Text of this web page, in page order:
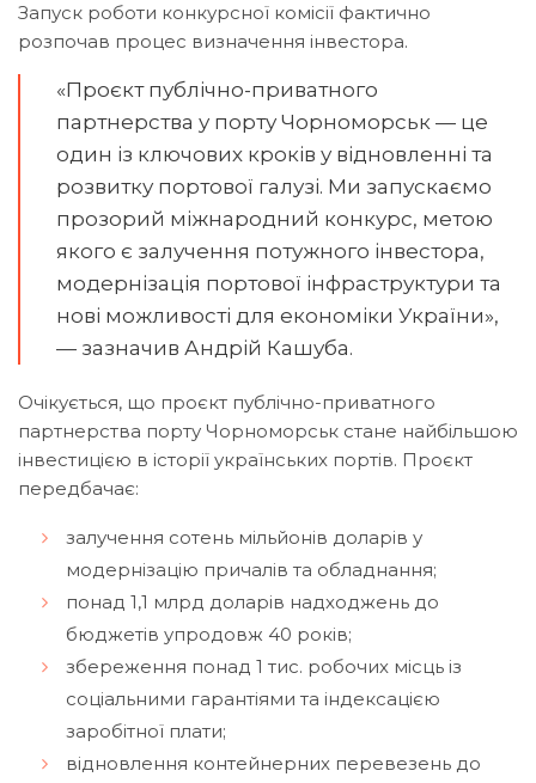
Запуск роботи конкурсної комісії фактично
розпочав процес визначення інвестора.
«Проєкт публічно-приватного
партнерства у порту Чорноморськ — це
один із ключових кроків у відновленні та
розвитку портової галузі. Ми запускаємо
прозорий міжнародний конкурс, метою
якого є залучення потужного інвестора,
модернізація портової інфраструктури та
нові можливості для економіки України»,
— зазначив Андрій Кашуба.
Очікується, що проєкт публічно-приватного
партнерства порту Чорноморськ стане найбільшою
інвестицією в історії українських портів. Проєкт
передбачає:
залучення сотень мільйонів доларів у
модернізацію причалів та обладнання;
понад 1,1 млрд доларів надходжень до
бюджетів упродовж 40 років;
збереження понад 1 тис. робочих місць із
соціальними гарантіями та індексацією
заробітної плати;
відновлення контейнерних перевезень до